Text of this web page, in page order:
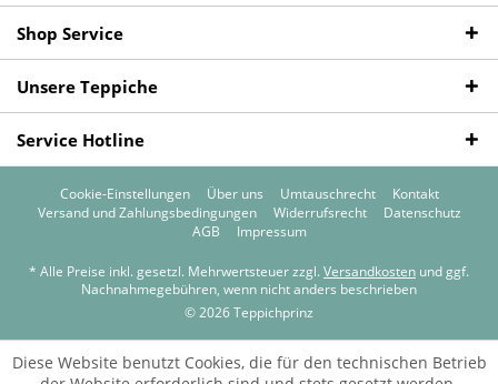
Shop Service
Unsere Teppiche
Service Hotline
Cookie-Einstellungen Über uns Umtauschrecht
Kontakt
Versand und Zahlungsbedingungen
Widerrufsrecht
Datenschutz
AGB
Impressum
* Alle Preise inkl. gesetzl. Mehrwertsteuer zzgl. Versandkosten und ggf.
Nachnahmegebühren, wenn nicht anders beschrieben
© 2026 Teppichprinz
Diese Website benutzt Cookies, die für den technischen Betrieb